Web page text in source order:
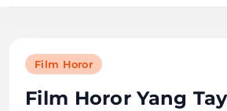
Film Horor
Film Horor Yang